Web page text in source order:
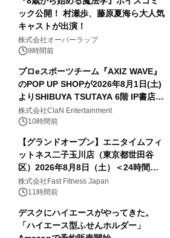
ック公開！ 村瀬歩、藤原夏海ら大人気
キャストが出演！
株式会社オーバーラップ
9時間前
プロeスポーツチーム『AXIZ WAVE』
のPOP UP SHOPが2026年8月1日(土)
よりSHIBUYA TSUTAYA 6階 IP書店で
開催決定！！
株式会社ClaN Entertainment
10時間前
【グランドオープン】エニタイムフィ
ットネス二子玉川店（東京都世田谷
区）2026年8月8日（土）＜24時間年
中無休のフィットネスジム＞
株式会社Fast Fitness Japan
11時間前
デスクにハイエースがやってきた。
「ハイエース型ふせんホルダー」